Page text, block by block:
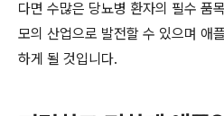
다면 수많은 당뇨병 환자의 필수 품
모의 산업으로 발전할 수 있으며 애
하게 될 것입니다.